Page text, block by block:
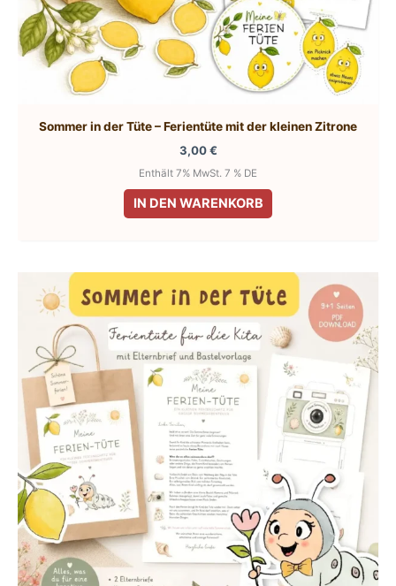
Sommer in der Tüte – Ferientüte mit der kleinen Zitrone
3,00€
Enthält 7% MwSt. 7 % DE
IN DEN WARENKORB